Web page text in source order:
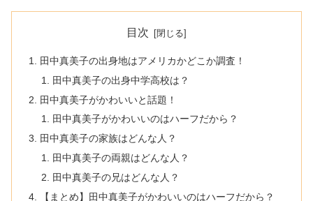
目次
田中真美子の出身地はアメリカかどこか調査！
田中真美子の出身中学高校は？
田中真美子がかわいいと話題！
田中真美子がかわいいのはハーフだから？
田中真美子の家族はどんな人？
田中真美子の両親はどんな人？
田中真美子の兄はどんな人？
【まとめ】田中真美子がかわいいのはハーフだから？